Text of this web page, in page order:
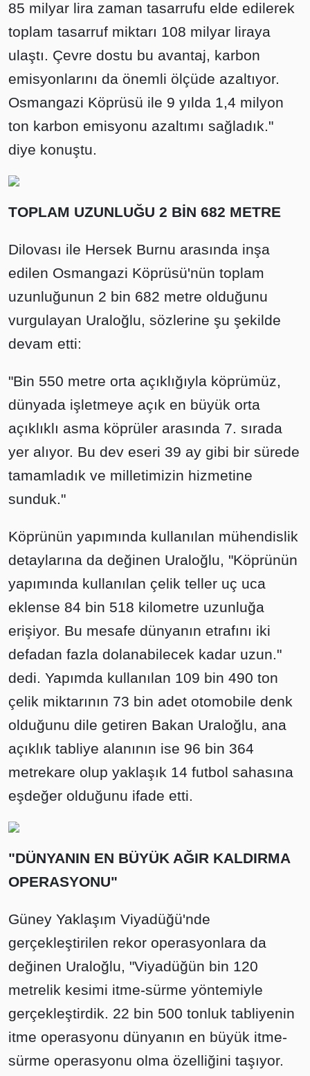
85 milyar lira zaman tasarrufu elde edilerek
toplam tasarruf miktarı 108 milyar liraya
ulaştı. Çevre dostu bu avantaj, karbon
emisyonlarını da önemli ölçüde azaltıyor.
Osmangazi Köprüsü ile 9 yılda 1,4 milyon
ton karbon emisyonu azaltımı sağladık."
diye konuştu.
TOPLAM UZUNLUĞU 2 BİN 682 METRE
Dilovası ile Hersek Burnu arasında inşa
edilen Osmangazi Köprüsü'nün toplam
uzunluğunun 2 bin 682 metre olduğunu
vurgulayan Uraloğlu, sözlerine şu şekilde
devam etti:
"Bin 550 metre orta açıklığıyla köprümüz,
dünyada işletmeye açık en büyük orta
açıklıklı asma köprüler arasında 7. sırada
yer alıyor. Bu dev eseri 39 ay gibi bir sürede
tamamladık ve milletimizin hizmetine
sunduk."
Köprünün yapımında kullanılan mühendislik
detaylarına da değinen Uraloğlu, "Köprünün
yapımında kullanılan çelik teller uç uca
eklense 84 bin 518 kilometre uzunluğa
erişiyor. Bu mesafe dünyanın etrafını iki
defadan fazla dolanabilecek kadar uzun."
dedi. Yapımda kullanılan 109 bin 490 ton
çelik miktarının 73 bin adet otomobile denk
olduğunu dile getiren Bakan Uraloğlu, ana
açıklık tabliye alanının ise 96 bin 364
metrekare olup yaklaşık 14 futbol sahasına
eşdeğer olduğunu ifade etti.
"DÜNYANIN EN BÜYÜK AĞIR KALDIRMA
OPERASYONU"
Güney Yaklaşım Viyadüğü'nde
gerçekleştirilen rekor operasyonlara da
değinen Uraloğlu, "Viyadüğün bin 120
metrelik kesimi itme-sürme yöntemiyle
gerçekleştirdik. 22 bin 500 tonluk tabliyenin
itme operasyonu dünyanın en büyük itme-
sürme operasyonu olma özelliğini taşıyor.